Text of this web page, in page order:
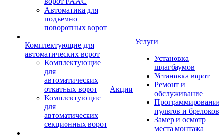
Автоматика для
подъемно-
поворотных ворот
Комплектующие для
автоматических ворот
Комплектующие
для
автоматических
откатных ворот
Комплектующие
для
автоматических
секционных ворот
Акции
Услуги
Установка
шлагбаумов
Установка ворот
Ремонт и
обслуживание
пультов и брелоков
Замер и осмотр
места монтажа